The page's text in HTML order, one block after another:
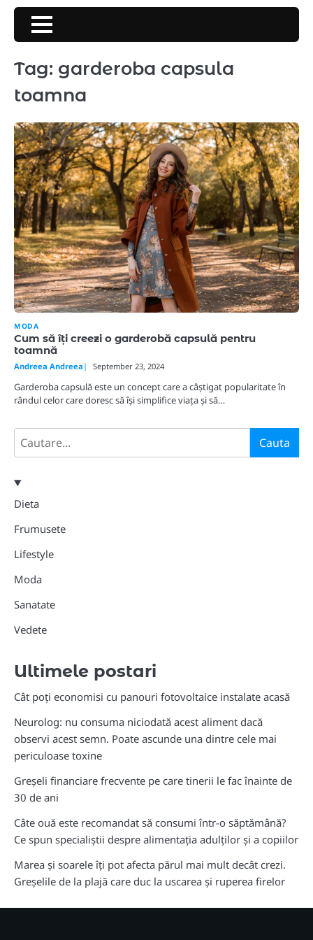
Skip
content
Tag: garderoba capsula
toamna
MODA
Cum să îți creezi o garderobă capsulă pentru
toamnă
Andreea Andreea September 23, 2024
Garderoba capsulă este un concept care a câștigat popularitate în
rândul celor care doresc să își simplifice viața și să…
Search Cauta
Dieta
Frumusete
Lifestyle
Moda
Sanatate
Vedete
Ultimele postari
Cât poți economisi cu panouri fotovoltaice instalate acasă
Neurolog: nu consuma niciodată acest aliment dacă
observi acest semn. Poate ascunde una dintre cele mai
periculoase toxine
Greșeli financiare frecvente pe care tinerii le fac înainte de
30 de ani
Câte ouă este recomandat să consumi într-o săptămână?
Ce spun specialiștii despre alimentația adulților și a copiilor
Marea și soarele îți pot afecta părul mai mult decât crezi.
Greșelile de la plajă care duc la uscarea și ruperea firelor